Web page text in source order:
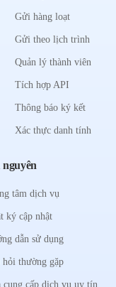
Gửi hàng loạt
Gửi theo lịch trình
Quản lý thành viên
Tích hợp API
Thông báo ký kết
Xác thực danh tính
tâm dịch vụ
ký cập nhật
dẫn sử dụng
hỏi thường gặp
cung cấp dịch vụ uy tín